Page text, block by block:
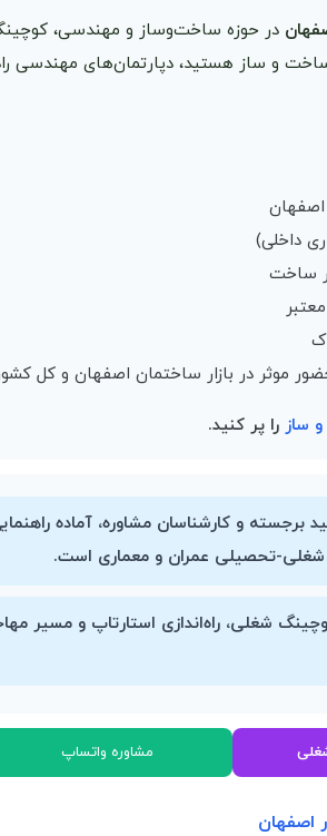
در حوزه ساخت‌وساز و مهندسی،
و ساز هستید، دپارتمان‌های مهندسی
اصفهان
داخلی)
ساخت
موثر در بازار ساختمان اصفهان و کل
ساز را پر کنید.
برجسته و کارشناسان مشاوره، آماده
شغلی-تحصیلی عمران و معماری است.
شغلی، راه‌اندازی استارتاپ و مسیر
مشاوره واتساپ
اصفهان